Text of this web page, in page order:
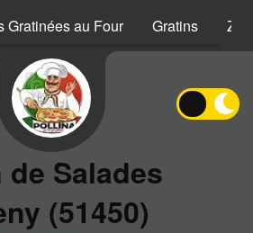
Gratinées au Four Gratins
Salades
(51450)